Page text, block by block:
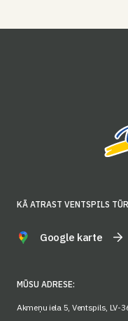
KĀ ATRAST VENTSPILS
Google karte
MŪSU ADRESE:
Akmeņu iela 5, Ventspils, LV-